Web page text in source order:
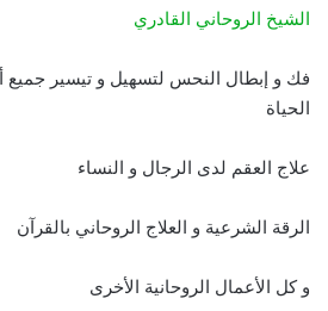
الشيخ الروحاني القادري
فك و إبطال النحس لتسهيل و تيسير جميع
الحياة
علاج العقم لدى الرجال و النساء
الرقة الشرعية و العلاج الروحاني بالقرآن
و كل الأعمال الروحانية الأخرى